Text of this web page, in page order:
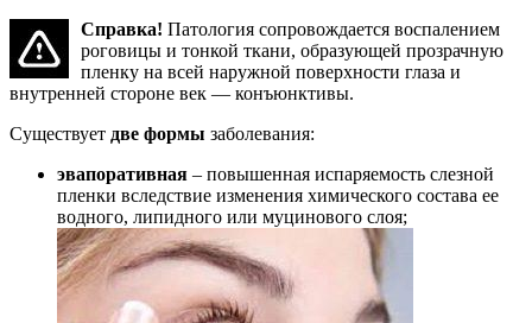
Справка! Патология сопровождается воспалением
роговицы и тонкой ткани, образующей прозрачную
пленку на всей наружной поверхности глаза и
внутренней стороне век — конъюнктивы.
Существует две формы заболевания:
эвапоративная – повышенная испаряемость слезной
пленки вследствие изменения химического состава ее
водного, липидного или муцинового слоя;